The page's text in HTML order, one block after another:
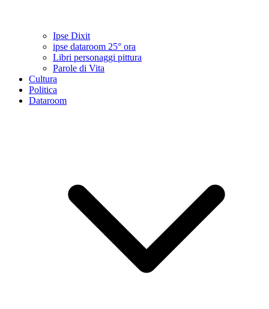
Ipse Dixit
ipse dataroom 25° ora
Libri personaggi pittura
Parole di Vita
Cultura
Politica
Dataroom